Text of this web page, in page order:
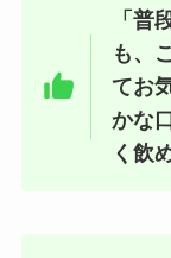
「普
も、
てお
かな
く飲